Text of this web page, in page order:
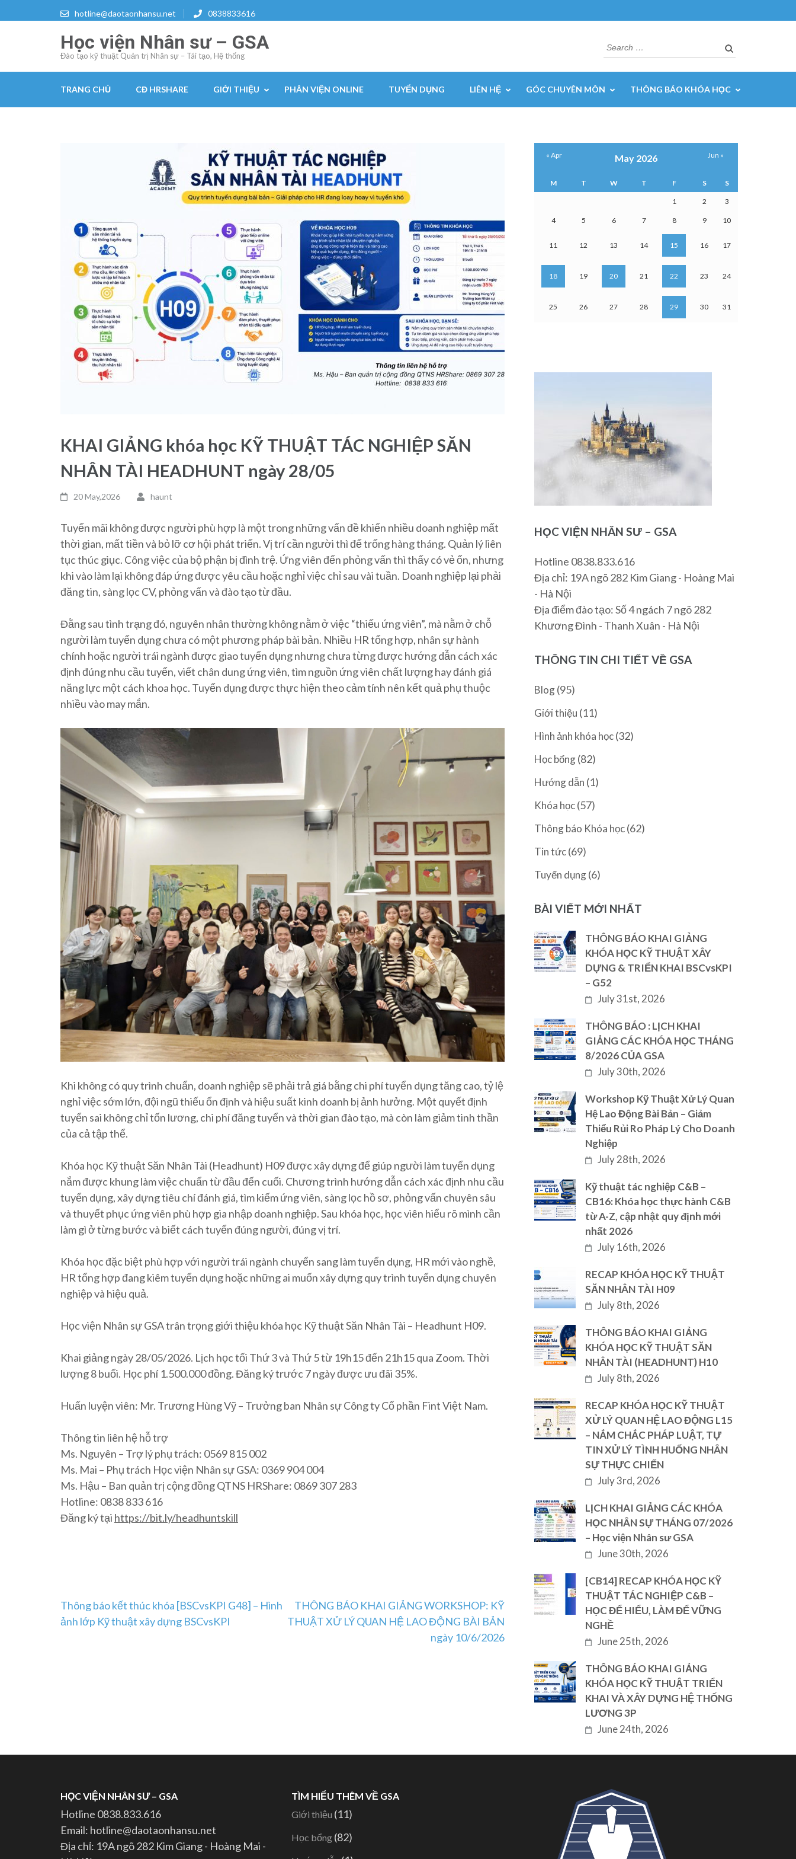
to
Enter)
hotline@daotaonhansu.net 0838833616
Học viện Nhân sư – GSA
Đào tạo kỹ thuật Quản trị Nhân sự – Tái tạo, Hệ thống
Search
for:
TRANG CHỦ CĐ HRSHARE GIỚI THIỆU PHÂN VIỆN ONLINE TUYỂN DỤNG LIÊN HỆ GÓC CHUYÊN MÔN THÔNG BÁO KHÓA HỌC
KHAI GIẢNG khóa học KỸ THUẬT TÁC NGHIỆP SĂN
NHÂN TÀI HEADHUNT ngày 28/05
20 May,2026 haunt
Tuyển mãi không được người phù hợp là một trong những vấn đề khiến nhiều doanh nghiệp mất
thời gian, mất tiền và bỏ lỡ cơ hội phát triển. Vị trí cần người thì để trống hàng tháng. Quản lý liên
tục thúc giục. Công việc của bộ phận bị đình trệ. Ứng viên đến phỏng vấn thì thấy có vẻ ổn, nhưng
khi vào làm lại không đáp ứng được yêu cầu hoặc nghỉ việc chỉ sau vài tuần. Doanh nghiệp lại phải
đăng tin, sàng lọc CV, phỏng vấn và đào tạo từ đầu.
Đằng sau tình trạng đó, nguyên nhân thường không nằm ở việc “thiếu ứng viên”, mà nằm ở chỗ
người làm tuyển dụng chưa có một phương pháp bài bản. Nhiều HR tổng hợp, nhân sự hành
chính hoặc người trái ngành được giao tuyển dụng nhưng chưa từng được hướng dẫn cách xác
định đúng nhu cầu tuyển, viết chân dung ứng viên, tìm nguồn ứng viên chất lượng hay đánh giá
năng lực một cách khoa học. Tuyển dụng được thực hiện theo cảm tính nên kết quả phụ thuộc
nhiều vào may mắn.
Khi không có quy trình chuẩn, doanh nghiệp sẽ phải trả giá bằng chi phí tuyển dụng tăng cao, tỷ lệ
nghỉ việc sớm lớn, đội ngũ thiếu ổn định và hiệu suất kinh doanh bị ảnh hưởng. Một quyết định
tuyển sai không chỉ tốn lương, chi phí đăng tuyển và thời gian đào tạo, mà còn làm giảm tinh thần
của cả tập thể.
Khóa học Kỹ thuật Săn Nhân Tài (Headhunt) H09 được xây dựng để giúp người làm tuyển dụng
nắm được khung làm việc chuẩn từ đầu đến cuối. Chương trình hướng dẫn cách xác định nhu cầu
tuyển dụng, xây dựng tiêu chí đánh giá, tìm kiếm ứng viên, sàng lọc hồ sơ, phỏng vấn chuyên sâu
và thuyết phục ứng viên phù hợp gia nhập doanh nghiệp. Sau khóa học, học viên hiểu rõ mình cần
làm gì ở từng bước và biết cách tuyển đúng người, đúng vị trí.
Khóa học đặc biệt phù hợp với người trái ngành chuyển sang làm tuyển dụng, HR mới vào nghề,
HR tổng hợp đang kiêm tuyển dụng hoặc những ai muốn xây dựng quy trình tuyển dụng chuyên
nghiệp và hiệu quả.
Học viện Nhân sự GSA trân trọng giới thiệu khóa học Kỹ thuật Săn Nhân Tài – Headhunt H09.
Khai giảng ngày 28/05/2026. Lịch học tối Thứ 3 và Thứ 5 từ 19h15 đến 21h15 qua Zoom. Thời
lượng 8 buổi. Học phí 1.500.000 đồng. Đăng ký trước 7 ngày được ưu đãi 35%.
Huấn luyện viên: Mr. Trương Hùng Vỹ – Trưởng ban Nhân sự Công ty Cổ phần Fint Việt Nam.
Thông tin liên hệ hỗ trợ
Ms. Nguyên – Trợ lý phụ trách: 0569 815 002
Ms. Mai – Phụ trách Học viện Nhân sự GSA: 0369 904 004
Ms. Hậu – Ban quản trị cộng đồng QTNS HRShare: 0869 307 283
Hotline: 0838 833 616
Đăng ký tại https://bit.ly/headhuntskill
Post
navigation
Thông báo kết thúc khóa [BSCvsKPI G48] – Hình
ảnh lớp Kỹ thuật xây dựng BSCvsKPI
THÔNG BÁO KHAI GIẢNG WORKSHOP: KỸ
THUẬT XỬ LÝ QUAN HỆ LAO ĐỘNG BÀI BẢN
ngày 10/6/2026
May 2026
M T W T F S S
1 2 3
4 5 6 7 8 9 10
11 12 13 14 15 16 17
18 19 20 21 22 23 24
25 26 27 28 29 30 31
« Apr Jun »
HỌC VIỆN NHÂN SƯ – GSA
Hotline 0838.833.616
Địa chỉ: 19A ngõ 282 Kim Giang - Hoàng Mai
- Hà Nội
Địa điểm đào tạo: Số 4 ngách 7 ngõ 282
Khương Đình - Thanh Xuân - Hà Nội
THÔNG TIN CHI TIẾT VỀ GSA
Blog(95)
Giới thiệu (11)
Hình ảnh khóa học(32)
Học bổng(82)
Hướng dẫn (1)
Khóa học(57)
Thông báo Khóa học(62)
Tin tức(69)
Tuyển dụng(6)
BÀI VIẾT MỚI NHẤT
THÔNG BÁO KHAI GIẢNG
KHÓA HỌC KỸ THUẬT XÂY
DỰNG & TRIỂN KHAI BSCvsKPI
– G52
July 31st, 2026
THÔNG BÁO : LỊCH KHAI
GIẢNG CÁC KHÓA HỌC THÁNG
8/2026 CỦA GSA
July 30th, 2026
Workshop Kỹ Thuật Xử Lý Quan
Hệ Lao Động Bài Bản – Giảm
Thiểu Rủi Ro Pháp Lý Cho Doanh
Nghiệp
July 28th, 2026
Kỹ thuật tác nghiệp C&B –
CB16: Khóa học thực hành C&B
từ A-Z, cập nhật quy định mới
nhất 2026
July 16th, 2026
RECAP KHÓA HỌC KỸ THUẬT
SĂN NHÂN TÀI H09
July 8th, 2026
THÔNG BÁO KHAI GIẢNG
KHÓA HỌC KỸ THUẬT SĂN
NHÂN TÀI (HEADHUNT) H10
July 8th, 2026
RECAP KHÓA HỌC KỸ THUẬT
XỬ LÝ QUAN HỆ LAO ĐỘNG L15
– NẮM CHẮC PHÁP LUẬT, TỰ
TIN XỬ LÝ TÌNH HUỐNG NHÂN
SỰ THỰC CHIẾN
July 3rd, 2026
LỊCH KHAI GIẢNG CÁC KHÓA
HỌC NHÂN SỰ THÁNG 07/2026
– Học viện Nhân sư GSA
June 30th, 2026
[CB14] RECAP KHÓA HỌC KỸ
THUẬT TÁC NGHIỆP C&B –
HỌC ĐỂ HIỂU, LÀM ĐỂ VỮNG
NGHỀ
June 25th, 2026
THÔNG BÁO KHAI GIẢNG
KHÓA HỌC KỸ THUẬT TRIỂN
KHAI VÀ XÂY DỰNG HỆ THỐNG
LƯƠNG 3P
June 24th, 2026
HỌC VIỆN NHÂN SƯ – GSA
Hotline 0838.833.616
Email: hotline@daotaonhansu.net
Địa chỉ: 19A ngõ 282 Kim Giang - Hoàng Mai -
TÌM HIỂU THÊM VỀ GSA
Giới thiệu (11)
Học bổng(82)